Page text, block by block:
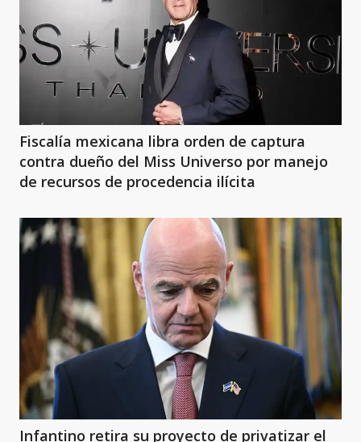
Fiscalía mexicana libra orden de captura
contra dueño del Miss Universo por manejo
de recursos de procedencia ilícita
Infantino retira su proyecto de privatizar el